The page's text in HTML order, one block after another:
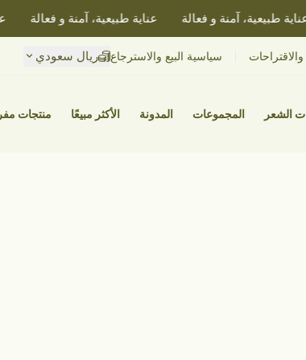
طبيعية، آمنة و فعالة عناية طبيعية، آمنة و فعالة
سياسية البيع والاسترجاع ريال سعودي
الشعر المجموعات المدونة الأكثر مبيعًا منتجات